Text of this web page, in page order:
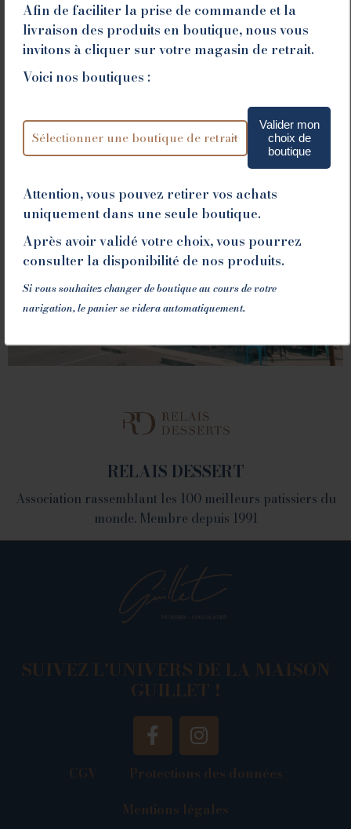
Afin de faciliter la prise de commande et la
livraison des produits en boutique, nous vous
invitons à cliquer sur votre magasin de retrait.
Voici nos boutiques :
Valider mon
choix de
boutique
Attention, vous pouvez retirer vos achats
uniquement dans une seule boutique.
Après avoir validé votre choix, vous pourrez
consulter la disponibilité de nos produits.
Si vous souhaitez changer de boutique au cours de votre
navigation, le panier se videra automatiquement.
78 place Jean Jaurès - 26100 Romans sur Isère
Tél. 04 75 02 26 80
VALENCE
1 place du Champ de Mars - 26000 Valence
Tél. 04 75 60 90 28
1082 Chemin de Devienne - 26100 Romans sur Isère
RELAIS DESSERT
Association rassemblant les 100 meilleurs patissiers du
monde. Membre depuis 1991
SUIVEZ L’UNIVERS DE LA MAISON
GUILLET !
CGV
Protections des données
Mentions légales